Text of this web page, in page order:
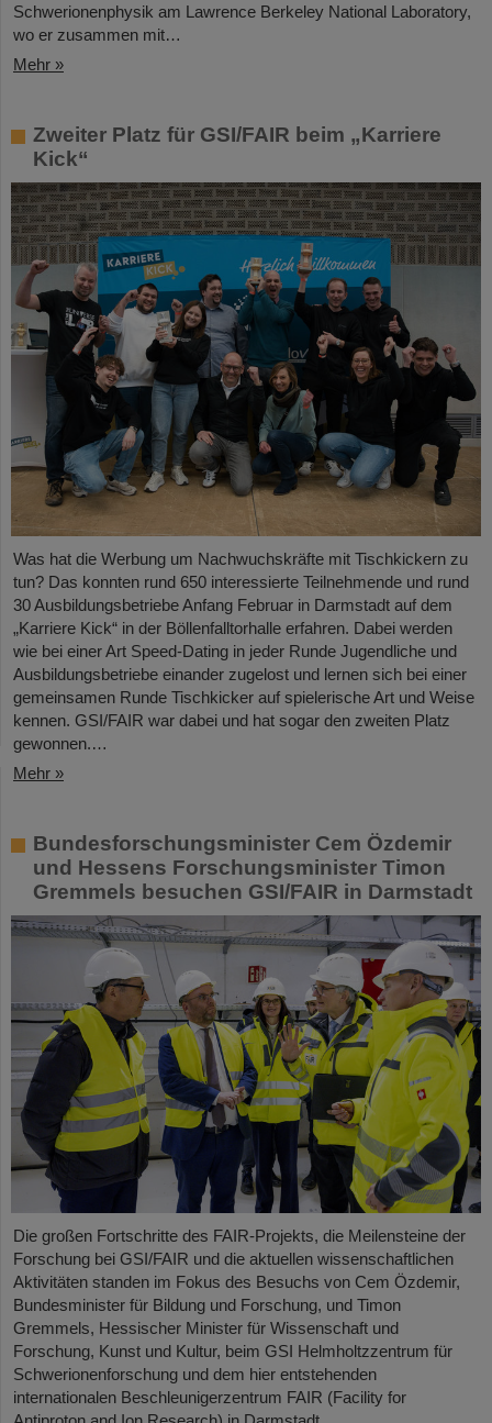
Schwerionenphysik am Lawrence Berkeley National Laboratory,
wo er zusammen mit…
Mehr »
Zweiter Platz für GSI/FAIR beim „Karriere
Kick“
Was hat die Werbung um Nachwuchskräfte mit Tischkickern zu
tun? Das konnten rund 650 interessierte Teilnehmende und rund
30 Ausbildungsbetriebe Anfang Februar in Darmstadt auf dem
„Karriere Kick“ in der Böllenfalltorhalle erfahren. Dabei werden
wie bei einer Art Speed-Dating in jeder Runde Jugendliche und
Ausbildungsbetriebe einander zugelost und lernen sich bei einer
gemeinsamen Runde Tischkicker auf spielerische Art und Weise
kennen. GSI/FAIR war dabei und hat sogar den zweiten Platz
gewonnen.…
Mehr »
Bundesforschungsminister Cem Özdemir
und Hessens Forschungsminister Timon
Gremmels besuchen GSI/FAIR in Darmstadt
Die großen Fortschritte des FAIR-Projekts, die Meilensteine der
Forschung bei GSI/FAIR und die aktuellen wissenschaftlichen
Aktivitäten standen im Fokus des Besuchs von Cem Özdemir,
Bundesminister für Bildung und Forschung, und Timon
Gremmels, Hessischer Minister für Wissenschaft und
Forschung, Kunst und Kultur, beim GSI Helmholtzzentrum für
Schwerionenforschung und dem hier entstehenden
internationalen Beschleunigerzentrum FAIR (Facility for